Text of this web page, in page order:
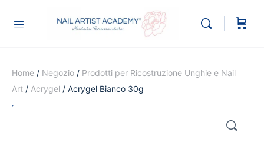
Home / Negozio / Prodotti per Ricostruzione Unghie e Nail
Art / Acrygel / Acrygel Bianco 30g
🔍